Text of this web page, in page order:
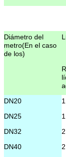
Proporción de
Usando la condición
Diámetro del
metro(En el caso
de los)
DN20
DN25
DN32
DN40